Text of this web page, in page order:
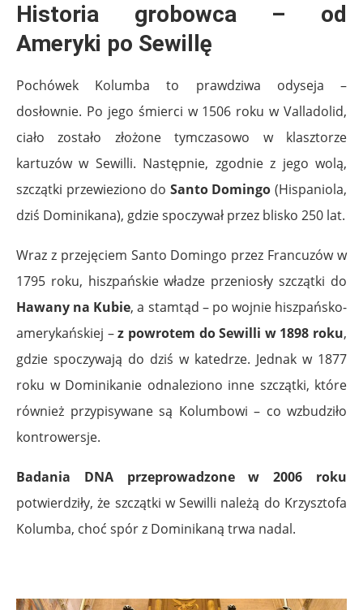
Historia grobowca – od
Ameryki po Sewillę
Pochówek Kolumba to prawdziwa odyseja –
dosłownie. Po jego śmierci w 1506 roku w Valladolid,
ciało zostało złożone tymczasowo w klasztorze
kartuzów w Sewilli. Następnie, zgodnie z jego wolą,
szczątki przewieziono do Santo Domingo (Hispaniola,
dziś Dominikana), gdzie spoczywał przez blisko 250 lat.
Wraz z przejęciem Santo Domingo przez Francuzów w
1795 roku, hiszpańskie władze przeniosły szczątki do
Hawany na Kubie, a stamtąd – po wojnie hiszpańsko-
amerykańskiej –z powrotem do Sewilli w 1898 roku,
gdzie spoczywają do dziś w katedrze. Jednak w 1877
roku w Dominikanie odnaleziono inne szczątki, które
również przypisywane są Kolumbowi – co wzbudziło
kontrowersje.
Badania DNA przeprowadzone w 2006 roku
potwierdziły, że szczątki w Sewilli należą do Krzysztofa
Kolumba, choć spór z Dominikaną trwa nadal.